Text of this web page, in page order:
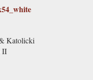
Katolicki
II